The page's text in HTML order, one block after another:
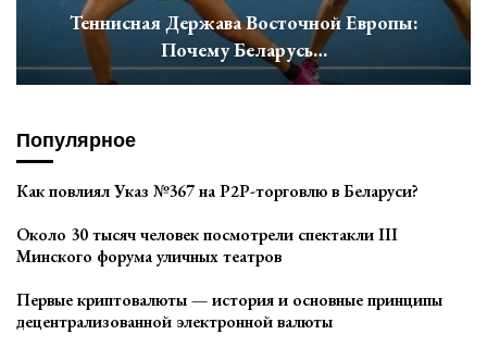
Теннисная Держава Восточной Европы:
Почему Беларусь…
Популярное
Как повлиял Указ №367 на P2P-торговлю в Беларуси?
Около 30 тысяч человек посмотрели спектакли III
Минского форума уличных театров
Первые криптовалюты — история и основные принципы
децентрализованной электронной валюты